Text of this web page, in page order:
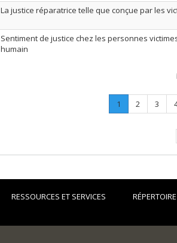
La justice réparatrice telle que conçue par les
Sentiment de justice chez les personnes
humain
Page
1
Current
Page
2 Page
3
RESSOURCES ET SERVICES